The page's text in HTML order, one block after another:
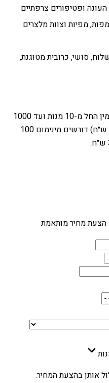
ופטיפורים צרפתיים
מפיות וצוות מלצרים
סושי, כרובית מטוגנת,
החל מ-10 מנות ועד 1000
מנות. תפריטי הפרימיום (170 ו-300 ש״ח) דורשים מינימום 100
הצעת מחיר מותאמת
אותן בהצעת המחיר.